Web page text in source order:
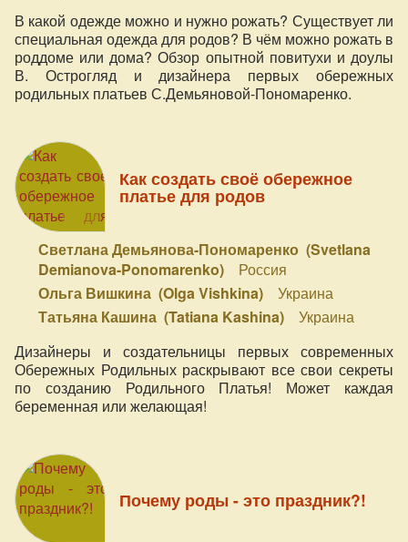
В какой одежде можно и нужно рожать? Существует ли
специальная одежда для родов? В чём можно рожать в
роддоме или дома? Обзор опытной повитухи и доулы
В. Острогляд и дизайнера первых обережных
родильных платьев С.Демьяновой-Пономаренко.
Как создать своё обережное
платье для родов
Светлана Демьянова-Пономаренко (Svetlana
Demianova-Ponomarenko)
Россия
Ольга Вишкина (Olga Vishkina)
Украина
Татьяна Кашина (Tatiana Kashina)
Украина
Дизайнеры и создательницы первых современных
Обережных Родильных раскрывают все свои секреты
по созданию Родильного Платья! Может каждая
беременная или желающая!
Почему роды - это праздник?!